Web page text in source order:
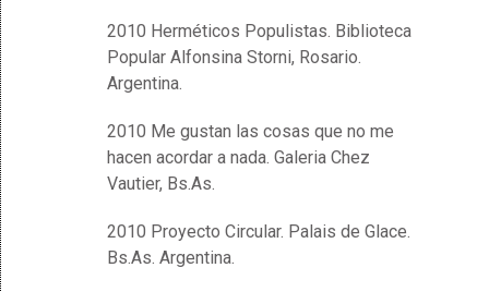
2010 Herméticos Populistas. Biblioteca
Popular Alfonsina Storni, Rosario.
Argentina.
2010 Me gustan las cosas que no me
hacen acordar a nada. Galeria Chez
Vautier, Bs.As.
2010 Proyecto Circular. Palais de Glace.
Bs.As. Argentina.